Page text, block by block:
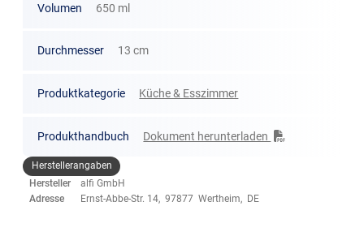
Volumen 650 ml
Durchmesser 13 cm
Produktkategorie Küche & Esszimmer
Produkthandbuch Dokument herunterladen
Herstellerangaben
Hersteller
alfi GmbH
Adresse
Ernst-Abbe-Str. 14, 97877 Wertheim, DE